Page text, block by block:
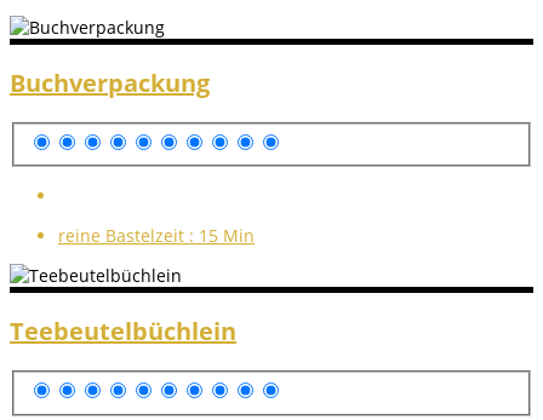
Buchverpackung
reine Bastelzeit : 15 Min
Teebeutelbüchlein